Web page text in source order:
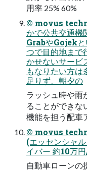
⽤率 25% 60%
© movus
かで公共交通機
GrabやGojekと
つで⽬的地まで
かせないサービ
もなりたい⽅は
⾜りず、朝⼣の
ラッシュ時や⾬
ることができな
機能を担う配⾞
© movus
(エッセンシャ
イバー 約10万
⾃動⾞ローンの